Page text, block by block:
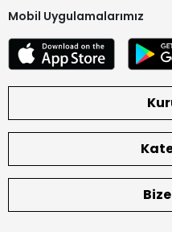
Mobil Uygulamalarımız